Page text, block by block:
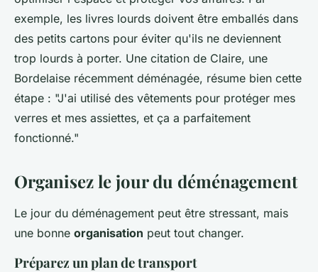
exemple, les livres lourds doivent être emballés dans
des petits cartons pour éviter qu'ils ne deviennent
trop lourds à porter. Une citation de Claire, une
Bordelaise récemment déménagée, résume bien cette
étape : "J'ai utilisé des vêtements pour protéger mes
verres et mes assiettes, et ça a parfaitement
fonctionné."
Organisez le jour du déménagement
Le jour du déménagement peut être stressant, mais
une bonne organisation peut tout changer.
Préparez un plan de transport